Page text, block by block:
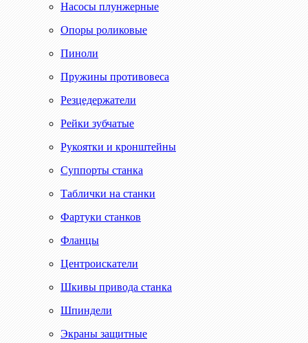
Насосы плунжерные
Опоры роликовые
Пиноли
Пружины противовеса
Резцедержатели
Рейки зубчатые
Рукоятки и кронштейны
Суппорты станка
Таблички на станки
Фартуки станков
Фланцы
Центроискатели
Шкивы привода станка
Шпиндели
Экраны защитные